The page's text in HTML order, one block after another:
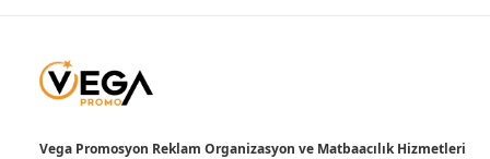
Vega Promosyon Reklam Organizasyon ve Matbaacılık Hizmetleri